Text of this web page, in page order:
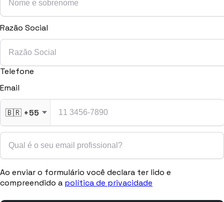
Razão Social
Telefone
🇧🇷 +55
Email
Ao enviar o formulário você declara ter lido e
compreendido a política de privacidade